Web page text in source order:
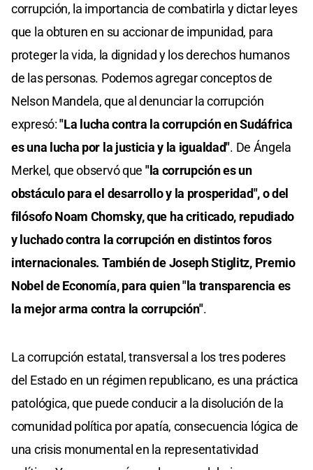
corrupción, la importancia de combatirla y dictar leyes
que la obturen en su accionar de impunidad, para
proteger la vida, la dignidad y los derechos humanos
de las personas. Podemos agregar conceptos de
Nelson Mandela, que al denunciar la corrupción
expresó:"La lucha contra la corrupción en Sudáfrica
es una lucha por la justicia y la igualdad". De Ángela
Merkel, que observó que "la corrupción es un
obstáculo para el desarrollo y la prosperidad", o del
filósofo Noam Chomsky, que ha criticado, repudiado
y luchado contra la corrupción en distintos foros
internacionales. También de Joseph Stiglitz, Premio
Nobel de Economía, para quien "la transparencia es
la mejor arma contra la corrupción".
La corrupción estatal, transversal a los tres poderes
del Estado en un régimen republicano, es una práctica
patológica, que puede conducir a la disolución de la
comunidad política por apatía, consecuencia lógica de
una crisis monumental en la representatividad